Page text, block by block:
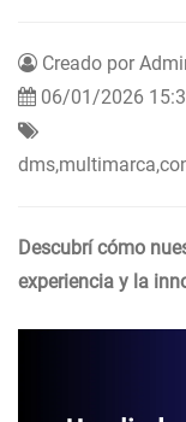
Creado por
06/01/2026
Descubrí cómo
experiencia y la